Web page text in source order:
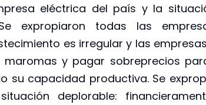
eléctrica del país y la
expropiaron todas las
es irregular y las
y pagar sobreprecios
su capacidad productiva. Se
deplorable: